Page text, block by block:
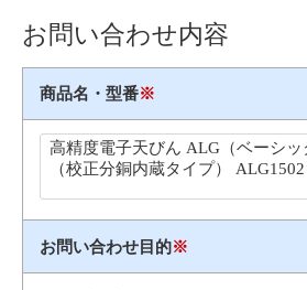
お問い合わせ内容
商品名・型番※
お問い合わせ目的※